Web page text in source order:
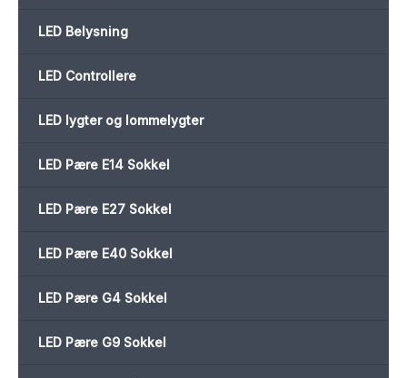
LED Belysning
LED Controllere
LED lygter og lommelygter
LED Pære E14 Sokkel
LED Pære E27 Sokkel
LED Pære E40 Sokkel
LED Pære G4 Sokkel
LED Pære G9 Sokkel